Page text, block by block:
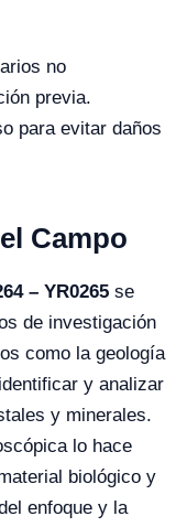
no
previa.
para evitar daños
Campo
– YR0265 se
de investigación
como la geología
y analizar
y minerales.
lo hace
biológico y
enfoque y la